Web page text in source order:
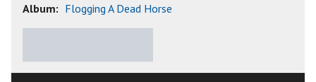
Album: Flogging A Dead Horse